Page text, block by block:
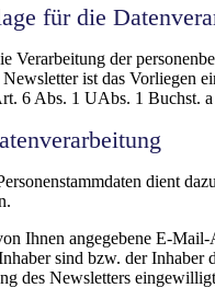
für die
Verarbeitung der
ist das Vorliegen
6 Abs. 1 UAbs. 1 Buchst.
dient
Ihnen angegebene E-Mail-
sind bzw. der Inhaber
des Newsletters